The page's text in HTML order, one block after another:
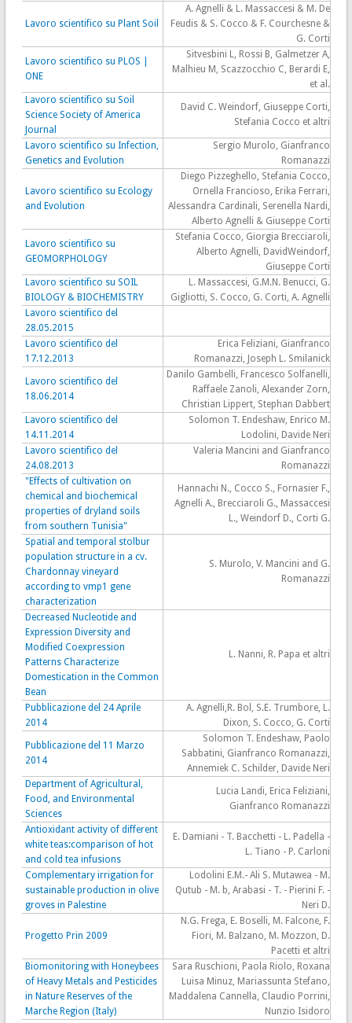
Lavoro scientifico su Plant Soil
A. Agnelli & L. Massaccesi & M. De
Feudis & S. Cocco & F. Courchesne &
G. Corti
Lavoro scientifico su PLOS |
ONE
Sitvesbini L, Rossi B, Galmetzer A,
Malhieu M, Scazzocchio C, Berardi E,
et al.
Lavoro scientifico su Soil
Science Society of America
Journal
David C. Weindorf, Giuseppe Corti,
Stefania Cocco et altri
Lavoro scientifico su Infection,
Genetics and Evolution
Sergio Murolo, Gianfranco
Romanazzi
Lavoro scientifico su Ecology
and Evolution
Diego Pizzeghello, Stefania Cocco,
Ornella Francioso, Erika Ferrari,
Alessandra Cardinali, Serenella Nardi,
Alberto Agnelli & Giuseppe Corti
Lavoro scientifico su
GEOMORPHOLOGY
Stefania Cocco, Giorgia Brecciaroli,
Alberto Agnelli, DavidWeindorf,
Giuseppe Corti
Lavoro scientifico su SOIL
BIOLOGY & BIOCHEMISTRY
L. Massaccesi, G.M.N. Benucci, G.
Gigliotti, S. Cocco, G. Corti, A. Agnelli
Lavoro scientifico del
28.05.2015
Lavoro scientifico del
17.12.2013
Erica Feliziani, Gianfranco
Romanazzi, Joseph L. Smilanick
Lavoro scientifico del
18.06.2014
Danilo Gambelli, Francesco Solfanelli,
Raffaele Zanoli, Alexander Zorn,
Christian Lippert, Stephan Dabbert
Lavoro scientifico del
14.11.2014
Solomon T. Endeshaw, Enrico M.
Lodolini, Davide Neri
Lavoro scientifico del
24.08.2013
Valeria Mancini and Gianfranco
Romanazzi
"Effects of cultivation on
chemical and biochemical
properties of dryland soils
from southern Tunisia"
Hannachi N., Cocco S., Fornasier F.,
Agnelli A., Brecciaroli G., Massaccesi
L., Weindorf D., Corti G.
Spatial and temporal stolbur
population structure in a cv.
Chardonnay vineyard
according to vmp1 gene
characterization
S. Murolo, V. Mancini and G.
Romanazzi
Decreased Nucleotide and
Expression Diversity and
Modified Coexpression
Patterns Characterize
Domestication in the Common
Bean
L. Nanni, R. Papa et altri
Pubblicazione del 24 Aprile
2014
A. Agnelli,R. Bol, S.E. Trumbore, L.
Dixon, S. Cocco, G. Corti
Pubblicazione del 11 Marzo
2014
Solomon T. Endeshaw, Paolo
Sabbatini, Gianfranco Romanazzi,
Annemiek C. Schilder, Davide Neri
Department of Agricultural,
Food, and Environmental
Sciences
Lucia Landi, Erica Feliziani,
Gianfranco Romanazzi
Antioxidant activity of different
white teas:comparison of hot
and cold tea infusions
E. Damiani - T. Bacchetti - L. Padella -
L. Tiano - P. Carloni
Complementary irrigation for
sustainable production in olive
groves in Palestine
Lodolini E.M.- Ali S. Mutawea - M.
Qutub - M. b, Arabasi - T. - Pierini F. -
Neri D.
Progetto Prin 2009
N.G. Frega, E. Boselli, M. Falcone, F.
Fiori, M. Balzano, M. Mozzon, D.
Pacetti et altri
Biomonitoring with Honeybees
of Heavy Metals and Pesticides
in Nature Reserves of the
Marche Region (Italy)
Sara Ruschioni, Paola Riolo, Roxana
Luisa Minuz, Mariassunta Stefano,
Maddalena Cannella, Claudio Porrini,
Nunzio Isidoro